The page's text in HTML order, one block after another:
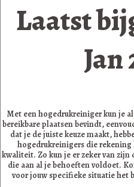
Laatst
Jan
Met een hogedrukreiniger kun je
bereikbare plaatsen bevindt,
dat je de juiste keuze maakt,
hogedrukreinigers die
kwaliteit. Zo kun je er zeker van
die aan al je behoeften voldoet.
voor jouw specifieke situatie het